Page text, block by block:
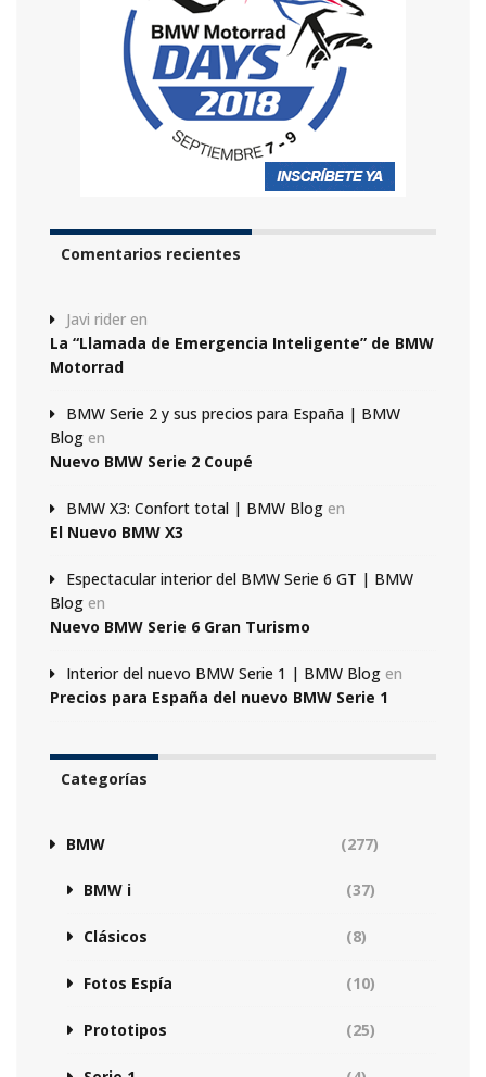
Comentarios recientes
Javi rider en
La “Llamada de Emergencia Inteligente” de BMW
Motorrad
BMW Serie 2 y sus precios para España | BMW
Blog en
Nuevo BMW Serie 2 Coupé
BMW X3: Confort total | BMW Blog en
El Nuevo BMW X3
Espectacular interior del BMW Serie 6 GT | BMW
Blog en
Nuevo BMW Serie 6 Gran Turismo
Interior del nuevo BMW Serie 1 | BMW Blog en
Precios para España del nuevo BMW Serie 1
Categorías
BMW (277)
BMW i (37)
Clásicos (8)
Fotos Espía (10)
Prototipos (25)